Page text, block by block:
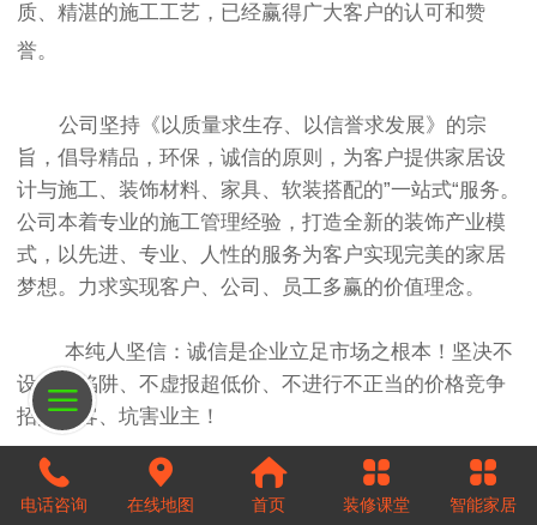
质、精湛的施工工艺，已经赢得广大客户的认可和赞
誉。
公司坚持《以质量求生存、以信誉求发展》的宗
旨，倡导精品，环保，诚信的原则，为客户提供家居设
计与施工、装饰材料、家具、软装搭配的”一站式“服务。
公司本着专业的施工管理经验，打造全新的装饰产业模
式，以先进、专业、人性的服务为客户实现完美的家居
梦想。力求实现客户、公司、员工多赢的价值理念。
本纯人坚信：诚信是企业立足市场之根本！坚决不
设价格陷阱、不虚报超低价、不进行不正当的价格竞争
招揽顾客、坑害业主！
本纯人认为：规范行业行为，应从自身做起，只有
大家都规范起来，才能有健康良好的市场氛围，才能取
电话咨询 在线地图 首页 装修课堂 智能家居